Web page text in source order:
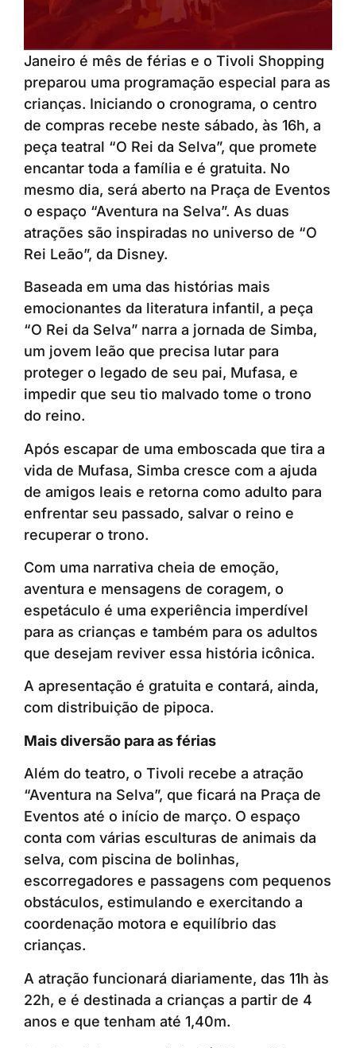
Janeiro é mês de férias e o Tivoli Shopping
preparou uma programação especial para as
crianças. Iniciando o cronograma, o centro
de compras recebe neste sábado, às 16h, a
peça teatral “O Rei da Selva”, que promete
encantar toda a família e é gratuita. No
mesmo dia, será aberto na Praça de Eventos
o espaço “Aventura na Selva”. As duas
atrações são inspiradas no universo de “O
Rei Leão”, da Disney.
Baseada em uma das histórias mais
emocionantes da literatura infantil, a peça
“O Rei da Selva” narra a jornada de Simba,
um jovem leão que precisa lutar para
proteger o legado de seu pai, Mufasa, e
impedir que seu tio malvado tome o trono
do reino.
Após escapar de uma emboscada que tira a
vida de Mufasa, Simba cresce com a ajuda
de amigos leais e retorna como adulto para
enfrentar seu passado, salvar o reino e
recuperar o trono.
Com uma narrativa cheia de emoção,
aventura e mensagens de coragem, o
espetáculo é uma experiência imperdível
para as crianças e também para os adultos
que desejam reviver essa história icônica.
A apresentação é gratuita e contará, ainda,
com distribuição de pipoca.
Mais diversão para as férias
Além do teatro, o Tivoli recebe a atração
“Aventura na Selva”, que ficará na Praça de
Eventos até o início de março. O espaço
conta com várias esculturas de animais da
selva, com piscina de bolinhas,
escorregadores e passagens com pequenos
obstáculos, estimulando e exercitando a
coordenação motora e equilíbrio das
crianças.
A atração funcionará diariamente, das 11h às
22h, e é destinada a crianças a partir de 4
anos e que tenham até 1,40m.